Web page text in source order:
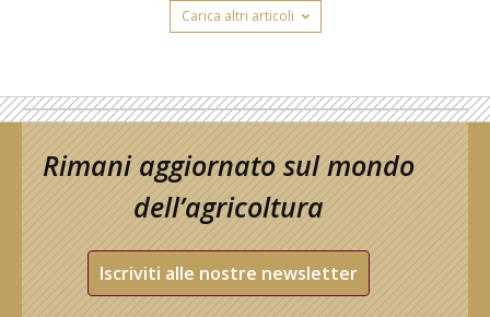
Carica altri articoli
Rimani aggiornato sul mondo
dell’agricoltura
Iscriviti alle nostre newsletter